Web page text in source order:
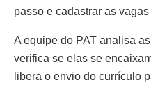
passo e cadastrar as vagas
A equipe do PAT analisa
verifica se elas se
libera o envio do currículo